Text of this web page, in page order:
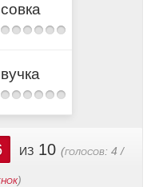
из 10 (голосов: 4 /
)